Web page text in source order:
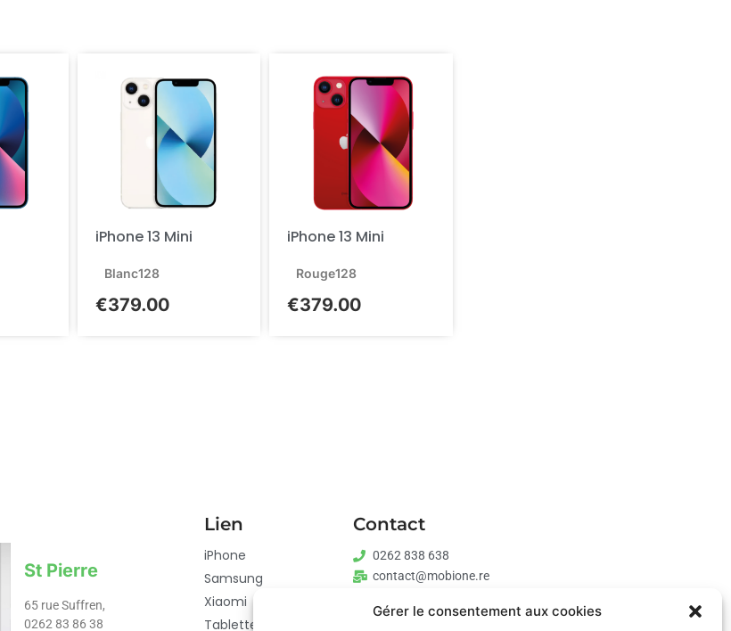
Gérer le consentement aux cookies
iPhone 13 Mini
Blanc128
€379.00
iPhone 13 Mini
Rouge128
€379.00
St Pierre
65 rue Suffren,
0262 83 86 38
Lien
iPhone
Samsung
Xiaomi
Tablette
Contact
0262 838 638
contact@mobione.re
--------Lundi-samedi: 9h00-18h